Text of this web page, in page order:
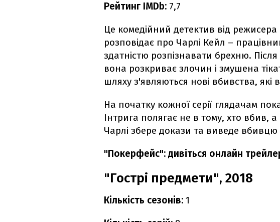
Рейтинг IMDb: 7,7
Це комедійний детектив від
розповідає про Чарлі Кейл –
здатністю розпізнавати брехню. Після
вона розкриває злочин і змушена
шляху з'являються нові вбивства, які
На початку кожної серії глядачам
Інтрига полягає не в тому, хто вбив,
Чарлі збере докази та виведе вбивцю
"Покерфейс": дивіться онлайн
"Гострі предмети", 2018
Кількість сезонів: 1